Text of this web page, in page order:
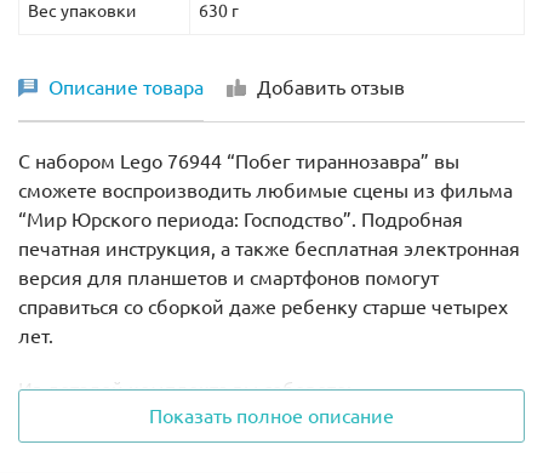
Вес упаковки 630 г
Описание товара Добавить отзыв
С набором Lego 76944 “Побег тираннозавра” вы
сможете воспроизводить любимые сцены из фильма
“Мир Юрского периода: Господство”. Подробная
печатная инструкция, а также бесплатная электронная
версия для планшетов и смартфонов помогут
справиться со сборкой даже ребенку старше четырех
лет.
Из деталей комплекта вы соберете:
здание аэропорта с вертолетной площадкой;
Показать полное описание